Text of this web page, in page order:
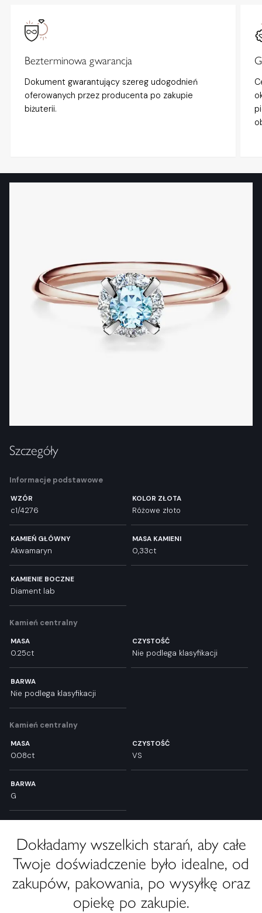
Bezterminowa gwarancja
Dokument gwarantujący szereg udogodnień
oferowanych przez producenta po zakupie
biżuterii.
Szczegóły
Informacje podstawowe
WZÓR
c1/4276
KOLOR ZŁOTA
Różowe złoto
KAMIEŃ GŁÓWNY
Akwamaryn
MASA KAMIENI
0,33ct
KAMIENIE BOCZNE
Diament lab
Kamień centralny
MASA
0.25ct
CZYSTOŚĆ
Nie podlega klasyfikacji
BARWA
Nie podlega klasyfikacji
Kamień centralny
MASA
0.08ct
CZYSTOŚĆ
VS
BARWA
G
Dokładamy wszelkich starań, aby całe
Twoje doświadczenie było idealne, od
zakupów, pakowania, po wysyłkę oraz
opiekę po zakupie.